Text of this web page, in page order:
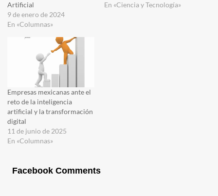
Artificial
9 de enero de 2024
En «Columnas»
En «Ciencia y Tecnología»
Empresas mexicanas ante el
reto de la inteligencia
artificial y la transformación
digital
11 de junio de 2025
En «Columnas»
Facebook Comments